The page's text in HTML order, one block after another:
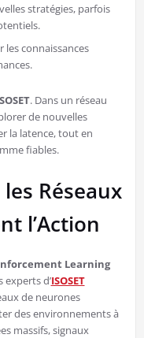
stratégies, parfois
les connaissances
. Dans un réseau
de nouvelles
la latence, tout en
fiables.
Réseaux
l’Action
Learning
d’ISOSET
de neurones
des environnements à
massifs, signaux